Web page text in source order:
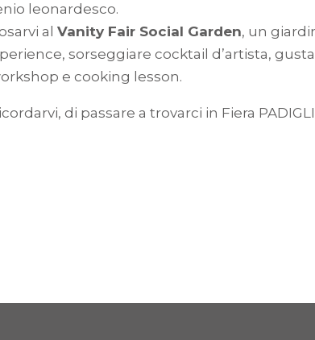
leonardesco.
al Vanity Fair Social Garden, un
sorseggiare cocktail d’artista,
e cooking lesson.
di passare a trovarci in Fiera